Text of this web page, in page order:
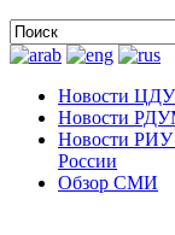
Новости
Новости
Новости
России
Обзор СМИ